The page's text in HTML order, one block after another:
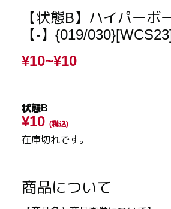
【状態B】ハイパーボ
【-】{019/
¥10~¥10
状態B
¥10 (税込)
在庫切れです。
商品について